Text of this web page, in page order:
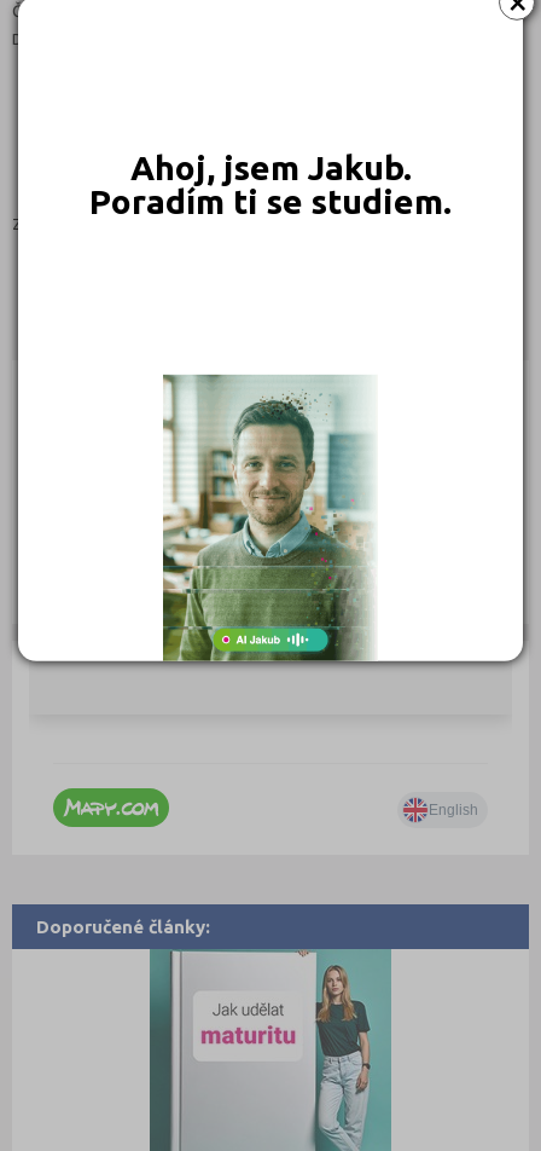
Ahoj, jsem Jakub.
Poradím ti se studiem.
Čeština
Denní
Zaměření:
Školní 624/1, 41901 Duchcov ( Mapa)
Zřizovatel: Krajské
www.ddzsduchcov.cz
sekretariat@ddzsduchcov.cz
Zobrazení detailu: 7 380, vyhledáno: 1 359 074
Zobrazení detailu tento měsíc: 0,
Doporučené články: